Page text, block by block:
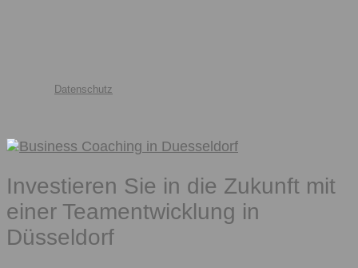
Datenschutz
Investieren Sie in die Zukunft mit
einer Teamentwicklung in
Düsseldorf